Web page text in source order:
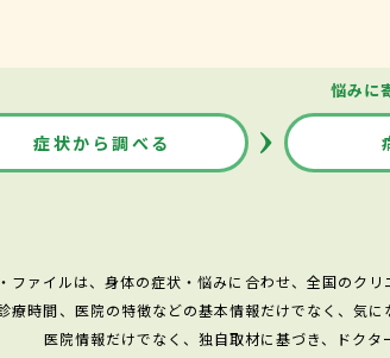
悩みに
症状から調べる
ファイルは、身体の症状・悩みに合わせ、全国のク
療時間、医院の特徴などの基本情報だけでなく、気
医院情報だけでなく、独自取材に基づき、ドク